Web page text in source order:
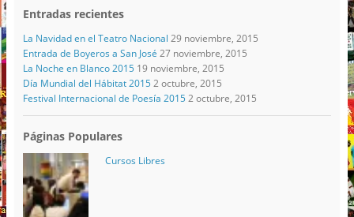
Entradas recientes
La Navidad en el Teatro Nacional 29 noviembre, 2015
Entrada de Boyeros a San José 27 noviembre, 2015
La Noche en Blanco 2015 19 noviembre, 2015
Día Mundial del Hábitat 2015 2 octubre, 2015
Festival Internacional de Poesía 2015 2 octubre, 2015
Páginas Populares
Cursos Libres